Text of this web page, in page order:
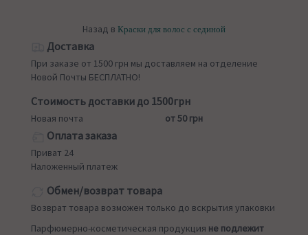
Назад в Краски для волос с сединой
Доставка
При заказе от 1500 грн мы доставляем на отделение
Новой Почты БЕСПЛАТНО!
Стоимость доставки до 1500грн
Новая почта от 50 грн
Оплата заказа
Приват 24
Наложенный платеж
Обмен/возврат товара
Возврат товара возможен только до вскрытия упаковки
Парфюмерно-косметическая продукция не подлежит